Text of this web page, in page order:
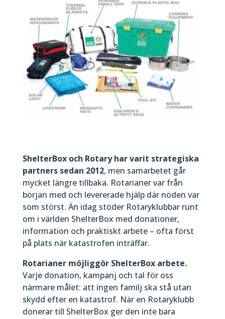
ShelterBox och Rotary har varit strategiska
partners sedan 2012, men samarbetet går
mycket längre tillbaka. Rotarianer var från
början med och levererade hjälp där nöden var
som störst. Än idag stöder Rotaryklubbar runt
om i världen ShelterBox med donationer,
information och praktiskt arbete – ofta först
på plats när katastrofen inträffar.
Rotarianer möjliggör ShelterBox arbete.
Varje donation, kampanj och tal för oss
närmare målet: att ingen familj ska stå utan
skydd efter en katastrof. När en Rotaryklubb
donerar till ShelterBox ger den inte bara